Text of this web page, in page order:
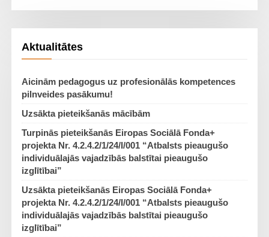
Aktualitātes
Aicinām pedagogus uz profesionālās kompetences
pilnveides pasākumu!
Uzsākta pieteikšanās mācībām
Turpinās pieteikšanās Eiropas Sociālā Fonda+
projekta Nr. 4.2.4.2/1/24/I/001 “Atbalsts pieaugušo
individuālajās vajadzībās balstītai pieaugušo
izglītībai”
Uzsākta pieteikšanās Eiropas Sociālā Fonda+
projekta Nr. 4.2.4.2/1/24/I/001 “Atbalsts pieaugušo
individuālajās vajadzībās balstītai pieaugušo
izglītībai”